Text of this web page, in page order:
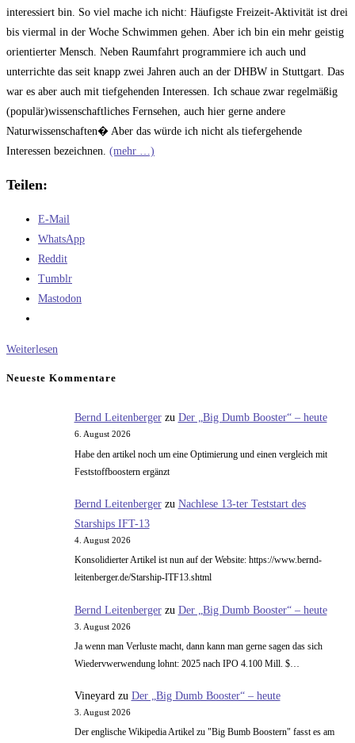
interessiert bin. So viel mache ich nicht: Häufigste Freizeit-Aktivität ist drei
bis viermal in der Woche Schwimmen gehen. Aber ich bin ein mehr geistig
orientierter Mensch. Neben Raumfahrt programmiere ich auch und
unterrichte das seit knapp zwei Jahren auch an der DHBW in Stuttgart. Das
war es aber auch mit tiefgehenden Interessen. Ich schaue zwar regelmäßig
(populär)wissenschaftliches Fernsehen, auch hier gerne andere
Naturwissenschaften� Aber das würde ich nicht als tiefergehende
Interessen bezeichnen. (mehr …)
Teilen:
E-Mail
WhatsApp
Reddit
Tumblr
Mastodon
Weiterlesen
Neueste Kommentare
Bernd Leitenbergerzu Der „Big Dumb Booster“ – heute
6. August 2026
Habe den artikel noch um eine Optimierung und einen vergleich mit
Feststoffboostern ergänzt
Bernd Leitenbergerzu Nachlese 13-ter Teststart des
Starships IFT-13
4. August 2026
Konsolidierter Artikel ist nun auf der Website: https://www.bernd-
leitenberger.de/Starship-ITF13.shtml
Bernd Leitenbergerzu Der „Big Dumb Booster“ – heute
3. August 2026
Ja wenn man Verluste macht, dann kann man gerne sagen das sich
Wiedervwerwendung lohnt: 2025 nach IPO 4.100 Mill. $…
Vineyardzu Der „Big Dumb Booster“ – heute
3. August 2026
Der englische Wikipedia Artikel zu "Big Bumb Boostern" fasst es am